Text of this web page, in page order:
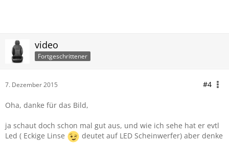
video
Fortgeschrittener
7. Dezember 2015 #4
Oha, danke für das Bild,
ja schaut doch schon mal gut aus, und wie ich sehe hat er evtl
Led ( Eckige Linse
deutet auf LED Scheinwerfer) aber denke